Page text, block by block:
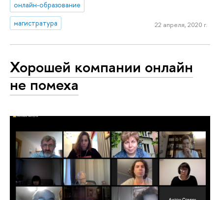
онлайн-образование
магистратура
22 апреля, 2020 г.
Хорошей компании онлайн
не помеха